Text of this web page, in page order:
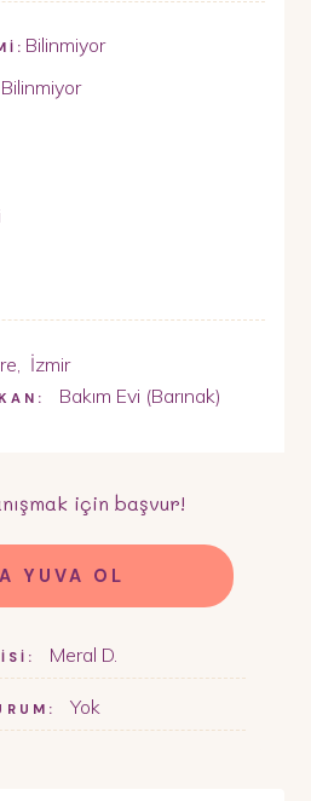
Bilinmiyor
Bilinmiyor
İzmir
Bakım Evi (Barınak)
için başvur!
YUVA OL
Meral D.
Yok